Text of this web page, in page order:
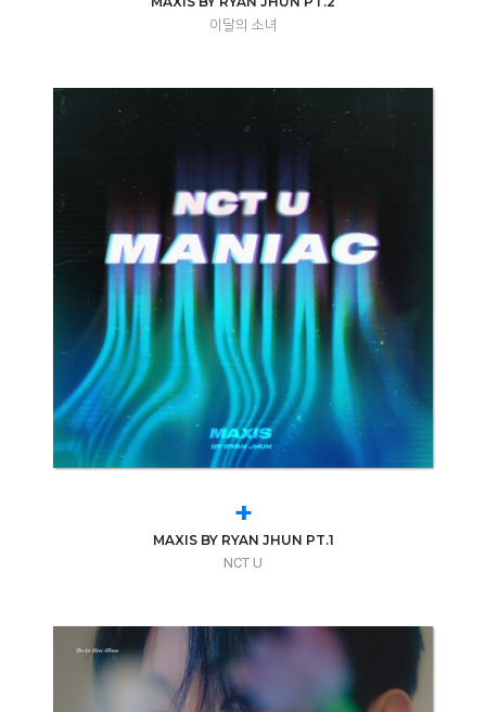
이달의 소녀
+
MAXIS BY RYAN JHUN PT.1
NCT U